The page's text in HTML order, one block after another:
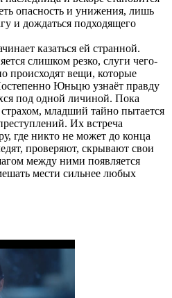
опасность и унижения, лишь
и дождаться подходящего
казаться ей странной.
слишком резко, слуги чего-
происходят вещи, которые
Юньцю узнаёт правду
под одной личиной. Пока
младший тайно пытается
Их встреча
где никто не может до конца
проверяют, скрывают свои
между ними появляется
мести сильнее любых